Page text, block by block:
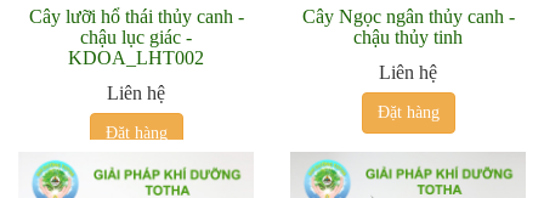
Cây lưỡi hổ thái thủy canh -
chậu lục giác -
KDOA_LHT002
Liên hệ
Đặt hàng
Cây Ngọc ngân thủy canh -
chậu thủy tinh
Liên hệ
Đặt hàng